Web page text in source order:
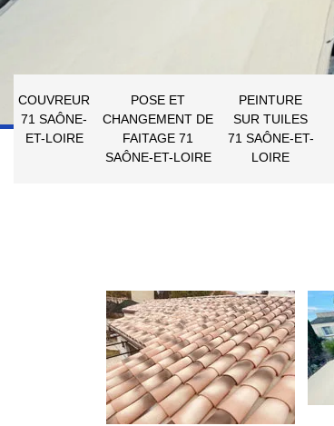
COUVREUR
71 SAÔNE-
ET-LOIRE
POSE ET
CHANGEMENT DE
FAITAGE 71
SAÔNE-ET-LOIRE
PEINTURE
SUR TUILES
71 SAÔNE-ET-
LOIRE